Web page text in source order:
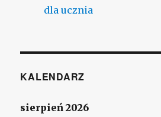
dla ucznia
KALENDARZ
sierpień 2026